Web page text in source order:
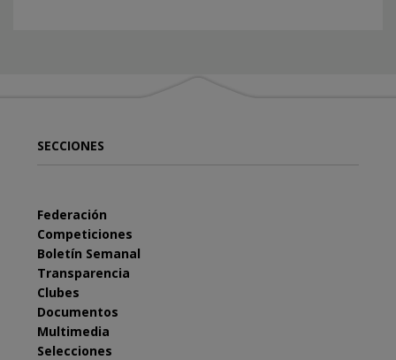
SECCIONES
Federación
Competiciones
Boletín Semanal
Transparencia
Clubes
Documentos
Multimedia
Selecciones